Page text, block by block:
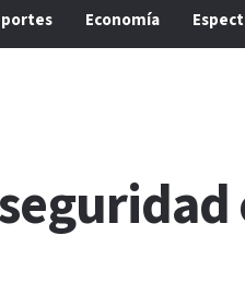
Economía